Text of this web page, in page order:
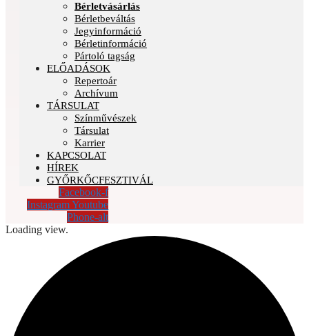
Bérletvásárlás
Bérletbeváltás
Jegyinformáció
Bérletinformáció
Pártoló tagság
ELŐADÁSOK
Repertoár
Archívum
TÁRSULAT
Színművészek
Társulat
Karrier
KAPCSOLAT
HÍREK
GYŐRKŐCFESZTIVÁL
Facebook-f
InstagramYoutube
Phone-alt
Loading view.